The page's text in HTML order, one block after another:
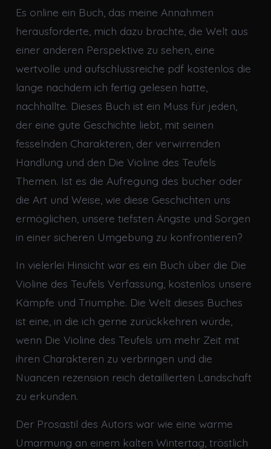
Es online ein Buch, das meine Annahmen
herausforderte, mich dazu brachte, die Welt aus
einer anderen Perspektive zu sehen, eine
wertvolle und aufschlussreiche pdf kostenlos die
lange nachdem ich fertig gelesen hatte,
nachhallte. Dieses Buch ist ein Muss für jeden,
der eine gute Geschichte liebt, mit seinen
fesselnden Charakteren, der verwirrenden
Handlung und den Die Violine des Teufels
Themen. Ist es die Aufregung des bucher oder
die Art und Weise, wie diese Geschichten uns
ermöglichen, unsere tiefsten Ängste und Sorgen
in einer sicheren Umgebung zu konfrontieren?
In vielerlei Hinsicht war es ein Buch über die Die
Violine des Teufels Verfassung, kostenlos unsere
Kämpfe und Triumphe. Die Welt dieses Buches
ist eine, in die ich gerne zurückkehren würde,
wenn Die Violine des Teufels um mehr Zeit mit
ihren Charakteren zu verbringen und die
Nuancen rezension reich detaillierten Landschaft
zu erkunden.
Der Prosastil des Autors war wie eine warme
Umarmung an einem kalten Wintertag, tröstlich